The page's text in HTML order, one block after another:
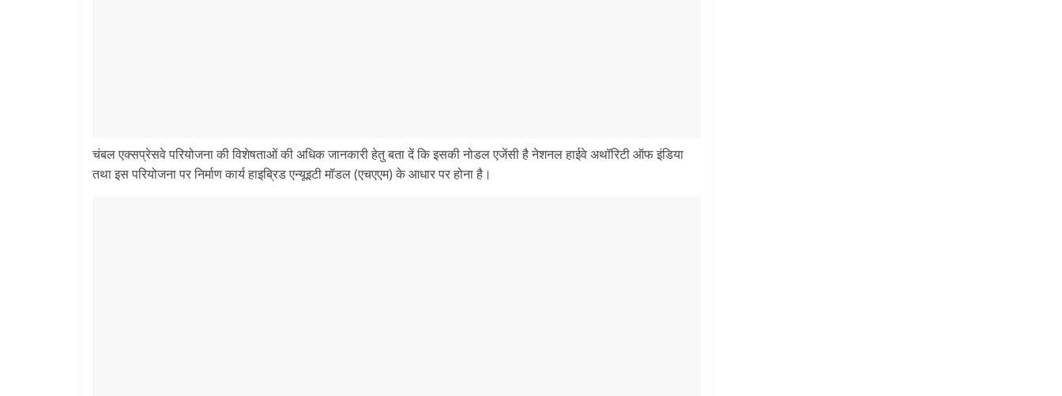
चंबल एक्सप्रेसवे परियोजना की विशेषताओं की अधिक जानकारी हेतु बता दें कि इसकी नोडल एजेंसी है नेशनल हाईवे अथॉरिटी ऑफ इंडिया
तथा इस परियोजना पर निर्माण कार्य हाइब्रिड एन्यूइटी मॉडल (एचएएम) के आधार पर होना है।